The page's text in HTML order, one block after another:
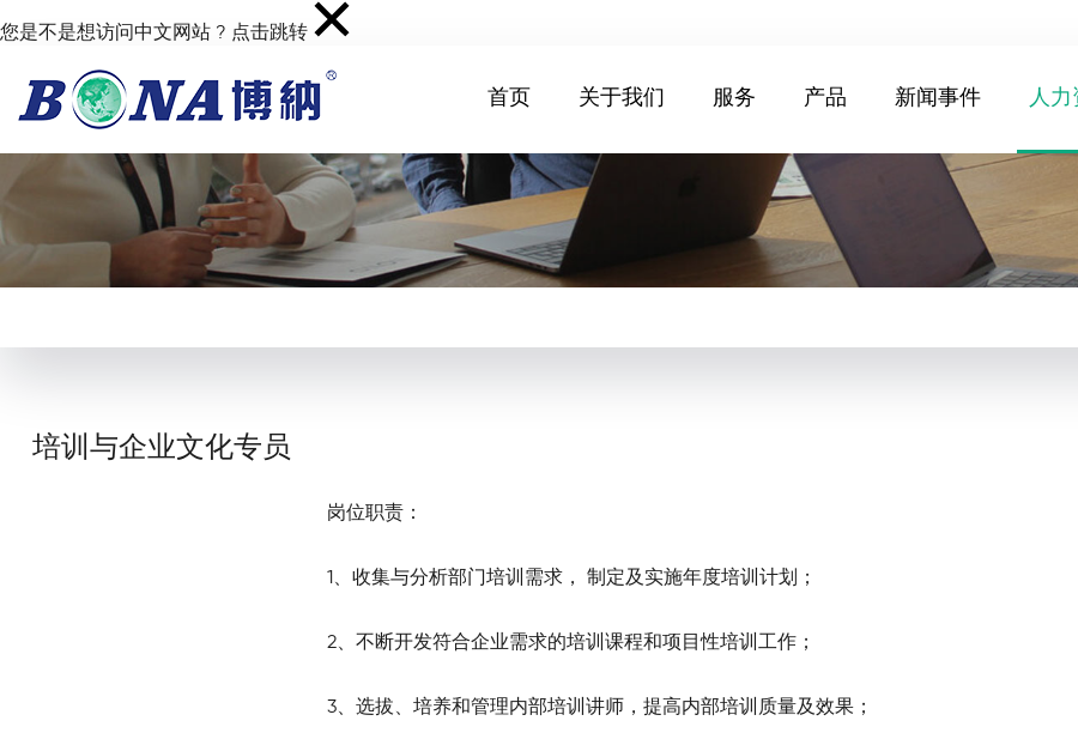
您是不是想访问中文网站 ? 点击跳转
首页 关于我们 服务 产品 新闻事件 人
培训与企业文化专员
岗位职责：
1、收集与分析部门培训需求， 制定及实施年度培训计划；
2、不断开发符合企业需求的培训课程和项目性培训工作；
3、选拔、培养和管理内部培训讲师，提高内部培训质量及效果；